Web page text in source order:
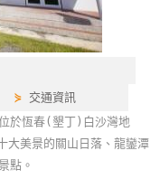
⋟ 交通資訊
位於恆春(墾丁)白沙灣地
大美景的關山日落、龍鑾潭
點。